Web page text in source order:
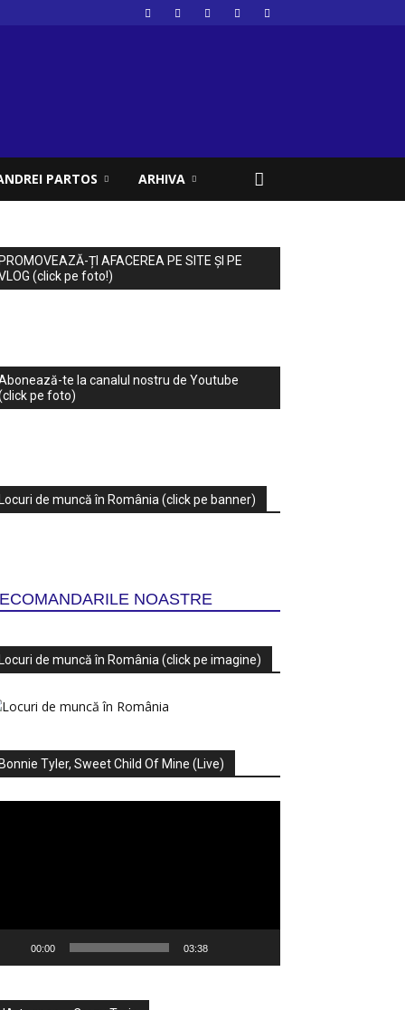
PARTOS ARHIVA
PROMOVEAZĂ-ȚI AFACEREA PE SITE ȘI PE
(click pe foto!)
te la canalul nostru de Youtube
pe foto)
Locuri de muncă în România (click pe banner)
NOASTRE
Locuri de muncă în România (click pe imagine)
Bonnie Tyler, Sweet Child Of Mine (Live)
00:00 03:38